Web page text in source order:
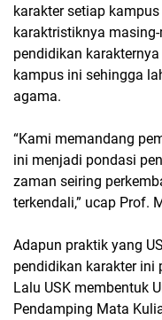
karakter setiap
karaktristiknya
pendidikan
kampus ini sehingga
agama.
“Kami memandang
ini menjadi pondasi
zaman seiring
terkendali,” ucap Prof.
Adapun praktik yang
pendidikan karakter ini
Lalu USK membentuk
Pendamping Mata